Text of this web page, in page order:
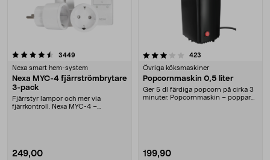
3449
Nexa smart hem-system
Nexa MYC-4 fjärrströmbrytare
3-pack
Fjärrstyr lampor och mer via
fjärrkontroll. Nexa MYC-4 –
249,00
3.5 av 5 stjärnor 423
Övriga köksmaskiner
Popcornmaskin 0,5 liter
Ger 5 dl färdiga popcorn på cirka 3
minuter. Popcornmaskin – poppar
199,90